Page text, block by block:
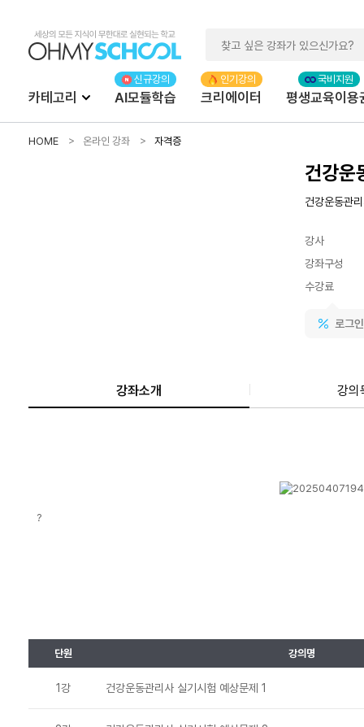
카테고리 AI모듈학습 크리에이터 평생교육이용
HOME 온라인 강좌 자격증
건강
건강운동관
강사
강좌구성
수강료
로그
강좌소개 강의
?
단원 강의명
1강 건강운동관리사 실기시험 예상문제 1